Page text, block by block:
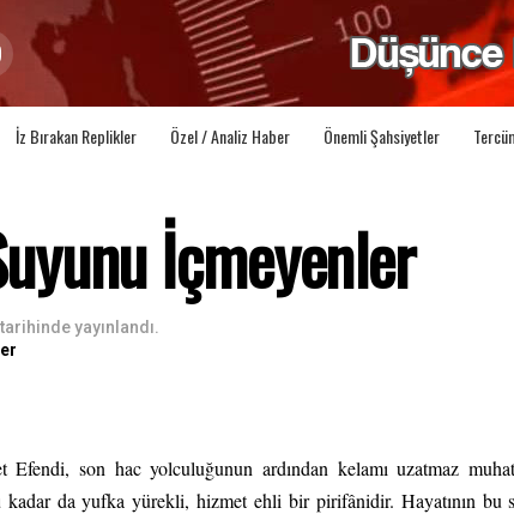
İz Bırakan Replikler Özel / Analiz Haber Önemli Şahsiyetler
İçmeyenler
tarihinde yayınlandı.
Efendi, son hac yolculuğunun ardından kelamı uzatmaz
da yufka yürekli, hizmet ehli bir pirifânidir. Hayatının bu